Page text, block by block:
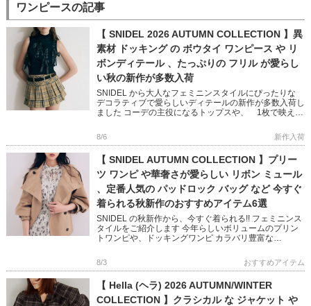
ワンピースの記事
【 SNIDEL 2026 AUTUMN COLLECTION 】異
素材 ドッキング の ボウタイ ワンピース や リ
ボンディテール 、たっぷりの フリル が愛らし
い秋の新作が多数入荷
SNIDEL から大人なフェミニンスタイルにぴったりな
デコラティブで愛らしいディテールの新作が多数入荷し
ました コーデの主役になるトップスや、 1枚で映える
8/6 新作入荷
【 SNIDEL AUTUMN COLLECTION 】プリー
ツ ワンピ や華奢さが愛らしい リボン ミュール
、定番人気の パッドロック バッグ など 今すぐ
着られる秋新作のおすすめアイテム6選
SNIDEL の秋新作から、今すぐ着られる!! フェミニンス
タイルをご紹介します 今年らしいボリュームのプリン
トワンピや、ドッキングワンピ カラバリ豊富な
8/3 おすすめアイテム
【 Hella (ヘラ) 2026 AUTUMN/WINTER
COLLECTION 】クラシカル な ジャケット や